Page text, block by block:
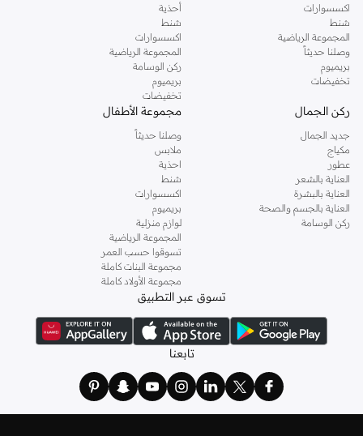
اكسسوارات
شنط
المجموعة الرياضية
وصلنا حديثاً
بريميوم
تخفيضات
أحذية
شنط
اكسسوارات
المجموعة الرياضية
ركن الوسامة
بريميوم
تخفيضات
ركن الجمال
جديد الجمال
مكياج
عطور
العناية بالشعر
العناية بالبشرة
العناية بالجسم والصحة
ركن الوسامة
مجموعة الأطفال
وصلنا حديثاً
ملابس
احذية
شنط
اكسسوارات
بريميوم
لوازم منزلية
المجموعة الرياضية
تسوقوا حسب العمر
مجموعة البنات كاملة
مجموعة الأولاد كاملة
تسوق عبر التطبيق
تابعنا